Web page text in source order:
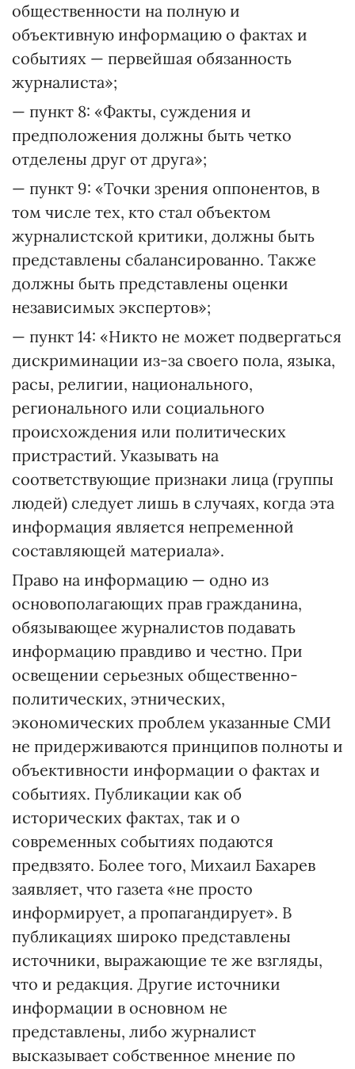
общественности на полную и
объективную информацию о фактах и
событиях — первейшая обязанность
журналиста»;
— пункт 8: «Факты, суждения и
предположения должны быть четко
отделены друг от друга»;
— пункт 9: «Точки зрения оппонентов, в
том числе тех, кто стал объектом
журналистской критики, должны быть
представлены сбалансированно. Также
должны быть представлены оценки
независимых экспертов»;
— пункт 14: «Никто не может подвергаться
дискриминации из-за своего пола, языка,
расы, религии, национального,
регионального или социального
происхождения или политических
пристрастий. Указывать на
соответствующие признаки лица (группы
людей) следует лишь в случаях, когда эта
информация является непременной
составляющей материала».
Право на информацию — одно из
основополагающих прав гражданина,
обязывающее журналистов подавать
информацию правдиво и честно. При
освещении серьезных общественно-
политических, этнических,
экономических проблем указанные СМИ
не придерживаются принципов полноты и
объективности информации о фактах и
событиях. Публикации как об
исторических фактах, так и о
современных событиях подаются
предвзято. Более того, Михаил Бахарев
заявляет, что газета «не просто
информирует, а пропагандирует». В
публикациях широко представлены
источники, выражающие те же взгляды,
что и редакция. Другие источники
информации в основном не
представлены, либо журналист
высказывает собственное мнение по